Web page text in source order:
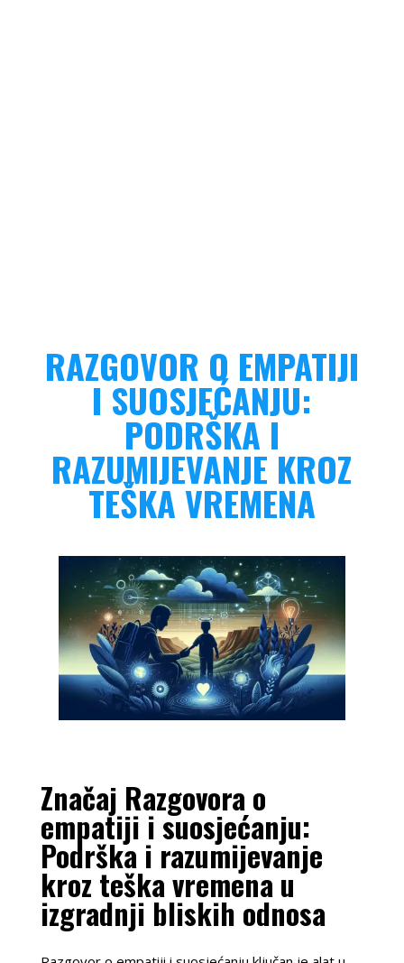
RAZGOVOR O EMPATIJI
I SUOSJEĆANJU:
PODRŠKA I
RAZUMIJEVANJE KROZ
TEŠKA VREMENA
Značaj Razgovora o
empatiji i suosjećanju:
Podrška i razumijevanje
kroz teška vremena u
izgradnji bliskih odnosa